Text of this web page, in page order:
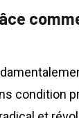
condition